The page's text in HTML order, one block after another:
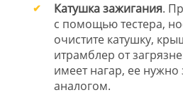
Катушка зажигания.
с помощью тестера,
очистите катушку,
итрамблер от
имеет нагар, ее
аналогом.